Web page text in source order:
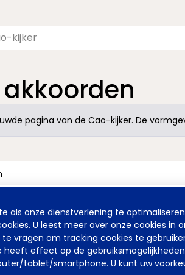
als onze dienstverlening te
U leest meer over onze cookies in
vragen om tracking cookies te
heeft effect op de
tablet/smartphone. U kunt uw
pagina van de Cao-kijker. De